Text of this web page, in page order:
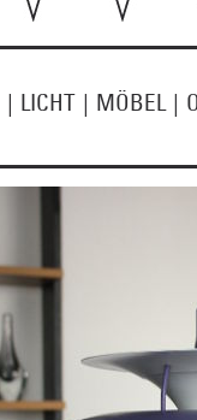
| LICHT | MÖBEL |